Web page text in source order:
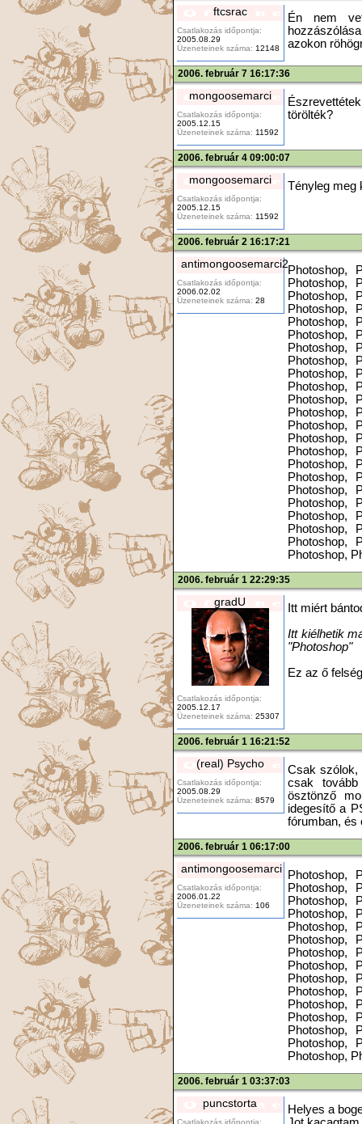
ftcsrac
Csatlakozás időpontja:
2005.08.29
Üzeneteinek száma: 12148
Én nem
azokon
2006. február 7 16:17:36
mongoosemarci
Csatlakozás időpontja:
2005.12.15
Üzeneteinek száma: 11592
törölték?
2006. február 4 09:00:07
mongoosemarci
Csatlakozás időpontja:
2005.12.15
Üzeneteinek száma: 11592
Tényleg meg
2006. február 2 16:17:21
antimongoosemarci2
Csatlakozás időpontja:
2006.02.02
Üzeneteinek száma: 28
Photoshop,
Photoshop,
Photoshop,
Photoshop,
Photoshop,
Photoshop,
Photoshop,
Photoshop,
Photoshop,
Photoshop,
Photoshop,
Photoshop,
Photoshop,
Photoshop,
Photoshop,
Photoshop,
Photoshop,
Photoshop,
Photoshop,
Photoshop,
Photoshop,
Photoshop,
Photoshop,
2006. február 1 22:29:35
gradU
Csatlakozás időpontja:
2005.12.17
Üzeneteinek száma: 25307
Itt miért
Itt kiélhetik
"Photoshop"
Ez az ő
2006. február 1 16:21:52
(real) Psycho
Csatlakozás időpontja:
2005.08.29
Üzeneteinek száma: 8579
Csak szólok,
csak
ösztönző
idegesítő a
fórumban, és
2006. február 1 06:17:00
antimongoosemarci
Csatlakozás időpontja:
2006.01.22
Üzeneteinek száma: 106
Photoshop,
Photoshop,
Photoshop,
Photoshop,
Photoshop,
Photoshop,
Photoshop,
Photoshop,
Photoshop,
Photoshop,
Photoshop,
Photoshop,
Photoshop,
Photoshop,
Photoshop,
2006. február 1 03:37:03
puncstorta
Csatlakozás időpontja:
Helyes a